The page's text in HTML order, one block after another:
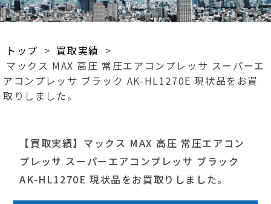
トップ > 買取実績 >
マックス MAX 高圧 常圧エアコンプレッサ スーパーエ
アコンプレッサ ブラック AK-HL1270E 現状品をお買
取りしました。
【買取実績】マックス MAX 高圧 常圧エアコン
プレッサ スーパーエアコンプレッサ ブラック
AK-HL1270E 現状品をお買取りしました。